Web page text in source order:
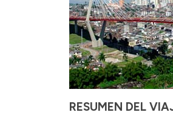
RESUMEN DEL